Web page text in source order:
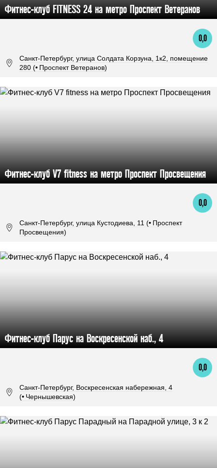
Фитнес-клуб FITNESS 24 на метро Проспект Ветеранов
0,0
Санкт-Петербург, улица Солдата Корзуна, 1к2, помещение
280 (• Проспект Ветеранов)
Фитнес-клуб V7 fitness на метро Проспект Просвещения
0,0
Санкт-Петербург, улица Кустодиева, 11 (• Проспект
Просвещения)
Фитнес-клуб Парус на Воскресенской наб., 4
0,0
Санкт-Петербург, Воскресенская набережная, 4
(• Чернышевская)